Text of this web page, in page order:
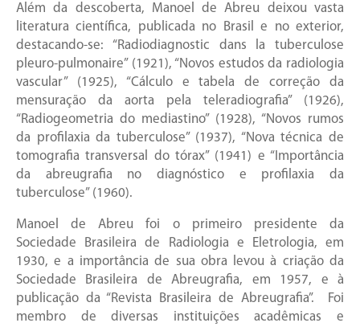
Além da descoberta, Manoel de Abreu deixou vasta
literatura científica, publicada no Brasil e no exterior,
destacando-se: “Radiodiagnostic dans la tuberculose
pleuro-pulmonaire” (1921), “Novos estudos da radiologia
vascular” (1925), “Cálculo e tabela de correção da
mensuração da aorta pela teleradiografia” (1926),
“Radiogeometria do mediastino” (1928), “Novos rumos
da profilaxia da tuberculose” (1937), “Nova técnica de
tomografia transversal do tórax” (1941) e “Importância
da abreugrafia no diagnóstico e profilaxia da
tuberculose” (1960).
Manoel de Abreu foi o primeiro presidente da
Sociedade Brasileira de Radiologia e Eletrologia, em
1930, e a importância de sua obra levou à criação da
Sociedade Brasileira de Abreugrafia, em 1957, e à
publicação da “Revista Brasileira de Abreugrafia”. Foi
membro de diversas instituições acadêmicas e